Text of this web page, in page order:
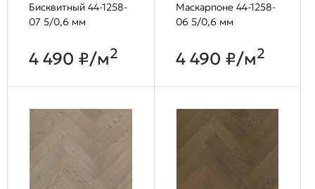
Бисквитный 44-1258-
07 5/0,6 мм
4 490 ₽/м2
Маскарпоне 44-1258-
06 5/0,6 мм
4 490 ₽/м2